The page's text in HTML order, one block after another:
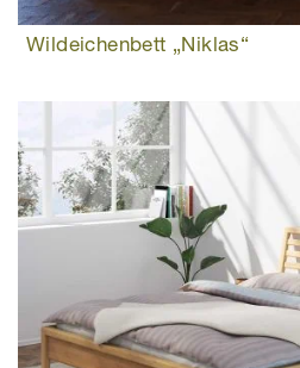
Wildeichenbett „Niklas“